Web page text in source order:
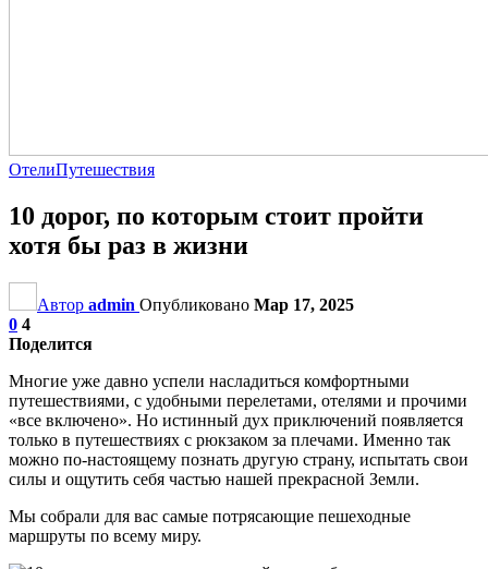
ОтелиПутешествия
10 дорог, по которым стоит пройти
хотя бы раз в жизни
Автор admin Опубликовано Мар 17, 2025
0 4
Поделится
Многие уже давно успели насладиться комфортными
путешествиями, с удобными перелетами, отелями и прочими
«все включено». Но истинный дух приключений появляется
только в путешествиях с рюкзаком за плечами. Именно так
можно по-настоящему познать другую страну, испытать свои
силы и ощутить себя частью нашей прекрасной Земли.
Мы собрали для вас самые потрясающие пешеходные
маршруты по всему миру.